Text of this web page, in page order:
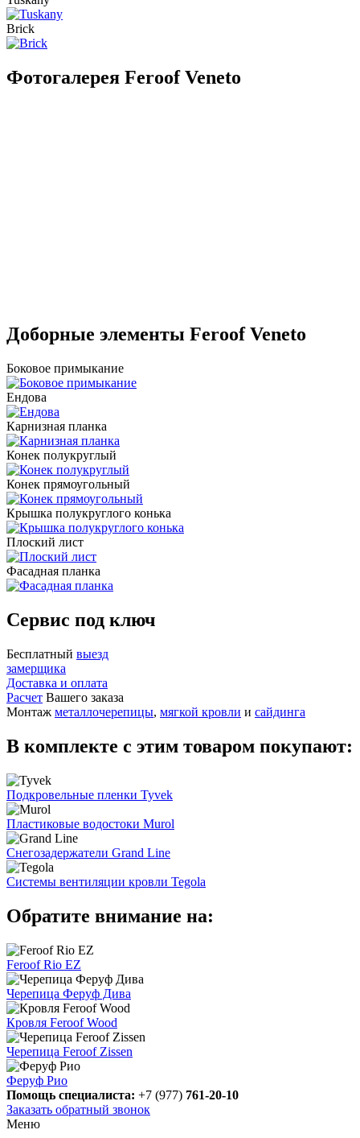
Brick
Фотогалерея Feroof Veneto
Доборные элементы Feroof Veneto
Боковое примыкание
Ендова
Карнизная планка
Конек полукруглый
Конек прямоугольный
Крышка полукруглого конька
Плоский лист
Фасадная планка
Сервис под ключ
Бесплатный выезд
замерщика
Доставка и оплата
Расчет Вашего заказа
Монтаж металлочерепицы, мягкой кровли и сайдинга
В комплекте с этим товаром покупают:
Подкровельные пленки Tyvek
Пластиковые водостоки Murol
Снегозадержатели Grand Line
Системы вентиляции кровли Tegola
Обратите внимание на:
Feroof Rio EZ
Черепица Феруф Дива
Кровля Feroof Wood
Черепица Feroof Zissen
Феруф Рио
Помощь специалиста: +7 (977) 761-20-10
Заказать обратный звонок
Меню